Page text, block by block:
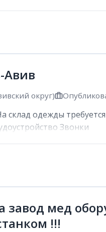
округ)
одежды требуется
Звонки
мед
!!!